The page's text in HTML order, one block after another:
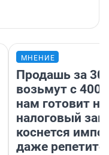
МНЕНИЕ
Продашь за
возьмут с
нам готовит
налоговый
коснется
даже